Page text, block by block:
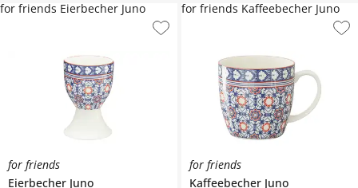
for friends
Eierbecher Juno
for friends Eierbecher Juno
for friends
Kaffeebecher Juno
for friends Kaffeebecher Juno